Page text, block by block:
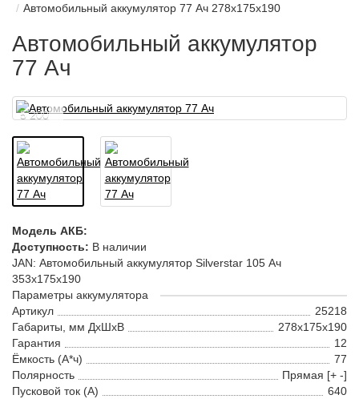
Автомобильный аккумулятор 77 Ач 278x175x190
Автомобильный аккумулятор
77 Ач
5 200
Модель АКБ:
Доступность: В наличии
JAN: Автомобильный аккумулятор Silverstar 105 Ач
353x175x190
Параметры аккумулятора
Артикул
25218
Габариты, мм ДхШхВ
278x175x190
Гарантия
12
Ёмкость (А*ч)
77
Полярность
Прямая [+ -]
Пусковой ток (А)
640